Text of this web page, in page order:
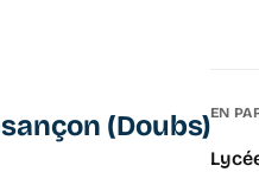
(Doubs)EN